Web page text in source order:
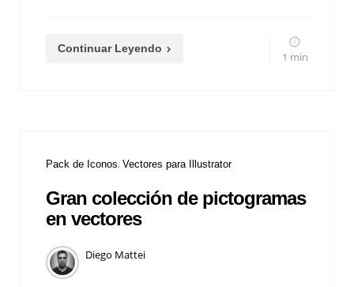
Continuar Leyendo
1 min
Pack de Iconos Vectores para Illustrator
Gran colección de pictogramas
en vectores
Diego Mattei